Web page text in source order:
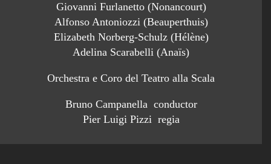
Giovanni Furlanetto (Nonancourt)
Alfonso Antoniozzi (Beauperthuis)
Elizabeth Norberg-Schulz (Hélène)
Adelina Scarabelli (Anaïs)
Orchestra e Coro del Teatro alla Scala
Bruno Campanella conductor
Pier Luigi Pizzi regia